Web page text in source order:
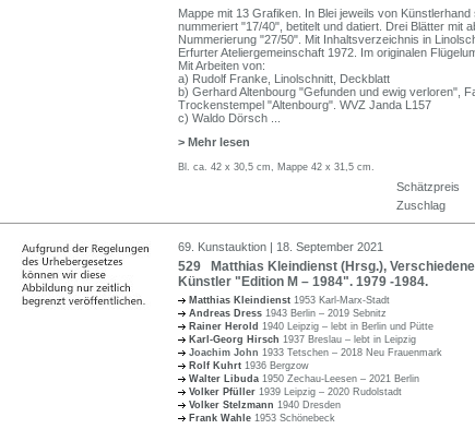
Mappe mit 13 Grafiken. In Blei jeweils von Künstlerhand
nummeriert "17/40", betitelt und datiert. Drei Blätter mit
Nummerierung "27/50". Mit Inhaltsverzeichnis in
Erfurter Ateliergemeinschaft 1972. Im originalen
Mit Arbeiten von:
a) Rudolf Franke, Linolschnitt, Deckblatt
b) Gerhard Altenbourg "Gefunden und ewig verloren",
Trockenstempel "Altenbourg". WVZ Janda L157
c) Waldo Dörsch
> Mehr lesen
Bl. ca. 42 x 30,5 cm, Mappe 42 x 31,5 cm.
Schätzpreis
Zuschlag
69. Kunstauktion | 18. September 2021
529 Matthias Kleindienst (Hrsg.),
Künstler "Edition M – 1984". 1979 -1984.
Matthias Kleindienst 1953 Karl-Marx-Stadt
Andreas Dress 1943 Berlin – 2019 Sebnitz
Rainer Herold 1940 Leipzig – lebt in Berlin und Pütte
Karl-Georg Hirsch 1937 Breslau – lebt in Leipzig
Joachim John 1933 Tetschen – 2018 Neu Frauenmark
Rolf Kuhrt 1936 Bergzow
Walter Libuda 1950 Zechau-Leesen – 2021 Berlin
Volker Pfüller 1939 Leipzig – 2020 Rudolstadt
Volker Stelzmann 1940 Dresden
Frank Wahle 1953 Schönebeck